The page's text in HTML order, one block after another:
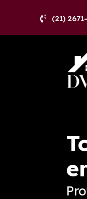
(21)